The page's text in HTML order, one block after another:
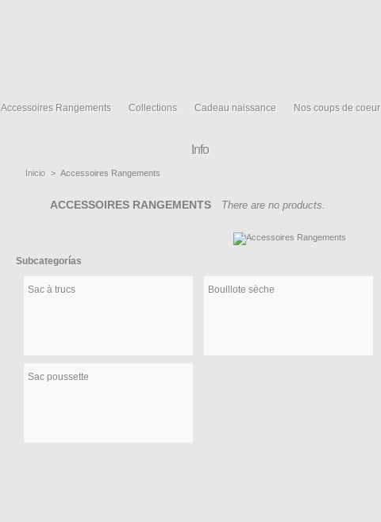
Accessoires Rangements Collections Cadeau naissance Nos coups de coeur
Info
Inicio > Accessoires Rangements
ACCESSOIRES RANGEMENTS There are no products.
Subcategorías
Sac à trucs Bouillote sèche
Sac poussette